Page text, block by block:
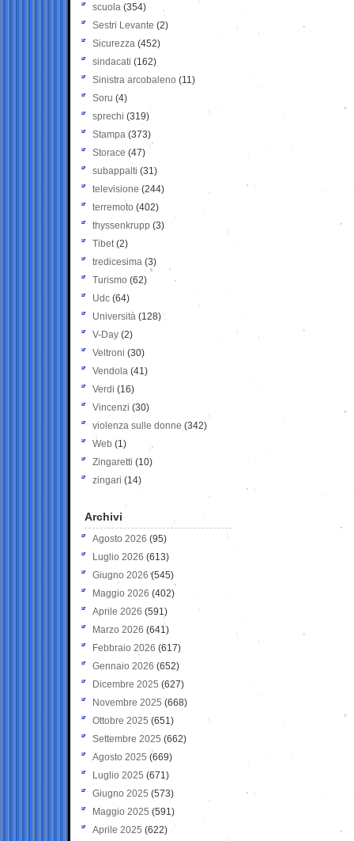
scuola (354)
Sestri Levante (2)
Sicurezza (452)
sindacati (162)
Sinistra arcobaleno (11)
Soru (4)
sprechi (319)
Stampa (373)
Storace (47)
subappalti (31)
televisione(244)
terremoto (402)
thyssenkrupp (3)
Tibet(2)
tredicesima (3)
Turismo (62)
Udc (64)
Università (128)
V-Day (2)
Veltroni (30)
Vendola (41)
Verdi (16)
Vincenzi (30)
violenza sulle donne (342)
Web (1)
Zingaretti (10)
zingari (14)
Archivi
Agosto 2026 (95)
Luglio 2026 (613)
Giugno 2026 (545)
Maggio 2026 (402)
Aprile 2026 (591)
Marzo 2026 (641)
Febbraio 2026 (617)
Gennaio 2026 (652)
Dicembre 2025 (627)
Novembre 2025 (668)
Ottobre 2025 (651)
Settembre 2025 (662)
Agosto 2025 (669)
Luglio 2025 (671)
Giugno 2025 (573)
Maggio 2025 (591)
Aprile 2025 (622)